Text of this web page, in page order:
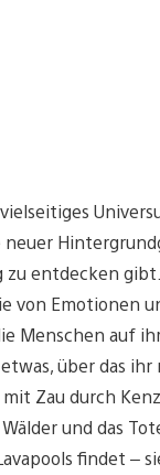
neuer
zu entdecken
von Emotionen
Menschen auf
über das
Zau durch
und das
findet –